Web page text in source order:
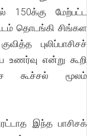
150க்கு மேற்பட்ட
தொடங்கி சிங்கள
புலிப்பாசிசச்
உணர்வு என்று கூறி
கூச்சல் மூலம்
இந்த பாசிசக்